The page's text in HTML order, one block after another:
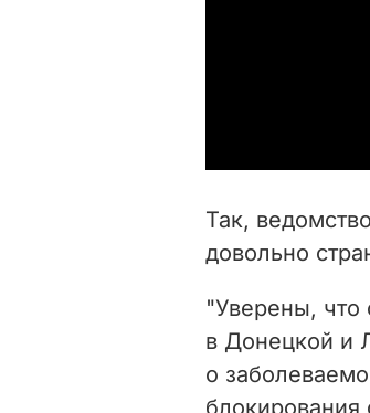
Так,
довольно
"Уверены, что
в Донецкой и
о
блокирования